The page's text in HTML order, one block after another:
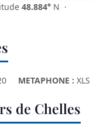
48.884° N ·
METAPHONE : XLS
de Chelles